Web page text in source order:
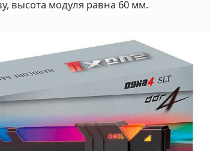
высота модуля равна 60 мм.